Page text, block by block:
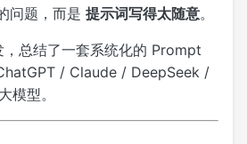
问题，而是 提示词写得太随意。
总结了一套系统化的 Prompt
/ Claude / DeepSeek /
模型。